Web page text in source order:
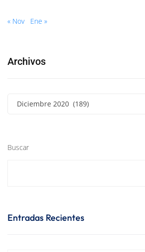
« Nov Ene »
Archivos
Diciembre 2020 (189)
Buscar
Entradas Recientes